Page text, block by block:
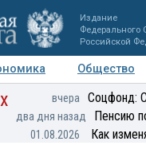
Издание
Федерального
Российской
Общество
Мнения
вчера Соцфонд:
два дня назад Пенсию
01.08.2026 Как